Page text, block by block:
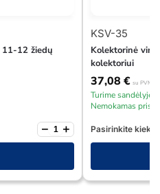
12 žiedų
− +
KSV-35
Kolektorinė
kolektoriui
37,08 € su PVM
Turime sandėlyje
Nemokamas
Pasirinkite kiekį